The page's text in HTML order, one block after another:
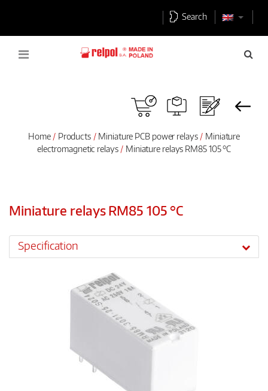
Search
Home Products Miniature PCB power relays
Miniature
electromagnetic relays
Miniature relays RM85 105 °C
Miniature relays RM85 105 °C
Specification